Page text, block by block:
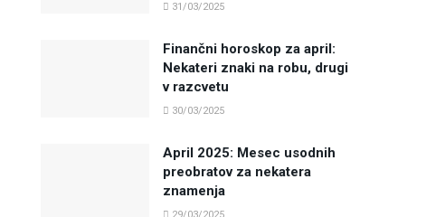
31/03/2025
Finančni horoskop za april:
Nekateri znaki na robu, drugi
v razcvetu
30/03/2025
April 2025: Mesec usodnih
preobratov za nekatera
znamenja